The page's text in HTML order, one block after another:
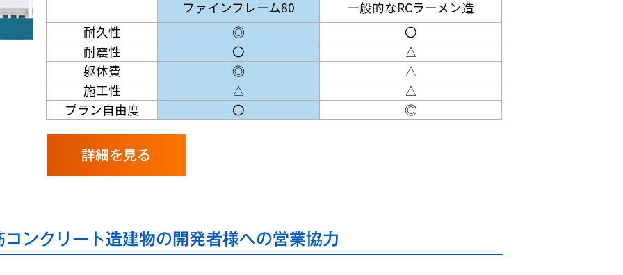
ファインフレーム80
一般的なRCラーメン造
耐久性
◎
〇
耐震性
〇
△
躯体費
◎
△
施工性
△
△
プラン自由度
〇 ◎
詳細を見る
コンクリート造建物の開発者様への営業協力